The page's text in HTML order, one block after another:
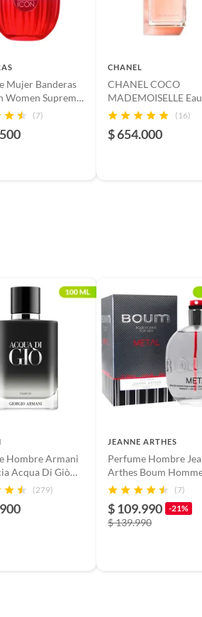
Mujer Banderas
Women Supreme
de parfum
(7)
CHANEL
CHANEL COCO
MADEMOISELLE
Toilette
(16)
$ 654.000
Hombre Armani
Acqua Di Giò
ml Parfum
(279)
JEANNE ARTHES
Perfume Hombre
Arthes Boum
Metal 100ml Eau de
(7)
$ 109.990 -21%
$ 139.990